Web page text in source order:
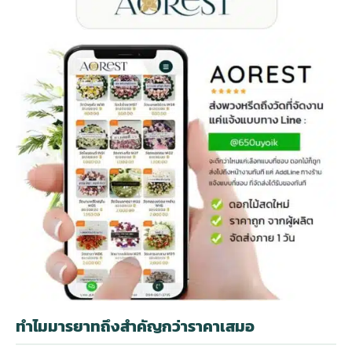
ทำไมมารยาทถึงสำคัญกว่าราคาเสมอ